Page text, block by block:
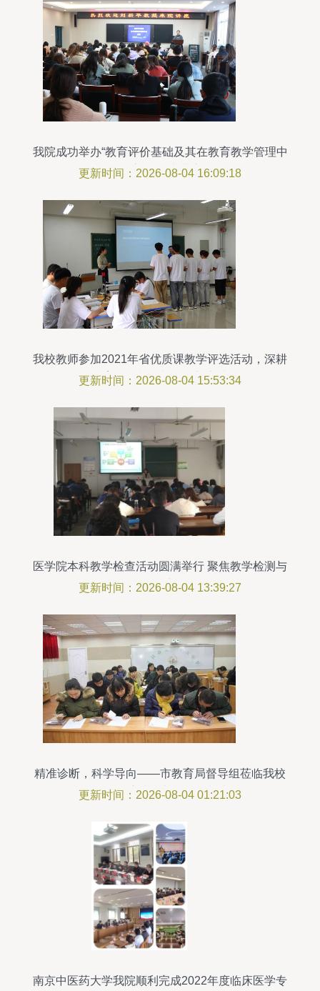
我院成功举办“教育评价基础及其在教育教学管理中
的应用”学术讲座
更新时间：2026-08-04 16:09:18
我校教师参加2021年省优质课教学评选活动，深耕
教育教学检测与评价新实践
更新时间：2026-08-04 15:53:34
医学院本科教学检查活动圆满举行 聚焦教学检测与
评价体系优化
更新时间：2026-08-04 13:39:27
精准诊断，科学导向——市教育局督导组莅临我校
开展2017年度综合督导评估检查工作
更新时间：2026-08-04 01:21:03
南京中医药大学我院顺利完成2022年度临床医学专